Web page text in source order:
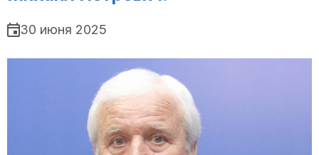
30 июня 2025